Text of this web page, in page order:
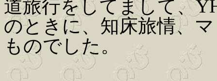
道旅行をしてまして、
のときに、知床旅情、
ものでした。